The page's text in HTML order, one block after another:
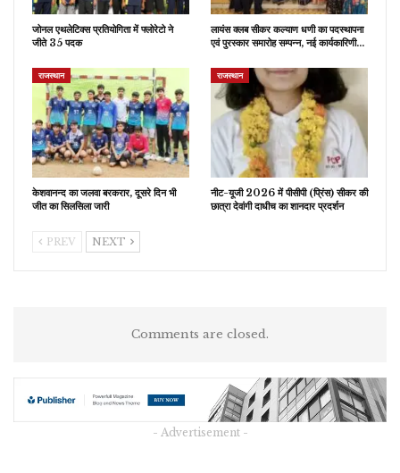
जोनल एथलेटिक्स प्रतियोगिता में फ्लोरेटो ने
जीते 35 पदक
लायंस क्लब सीकर कल्याण धणी का पदस्थापना
एवं पुरस्कार समारोह सम्पन्न, नई कार्यकारिणी…
राजस्थान
केशवानन्द का जलवा बरकरार, दूसरे दिन भी
जीत का सिलसिला जारी
राजस्थान
नीट-यूजी 2026 में पीसीपी (प्रिंस) सीकर की
छात्रा देवांगी दाधीच का शानदार प्रदर्शन
PREV NEXT
Comments are closed.
- Advertisement -